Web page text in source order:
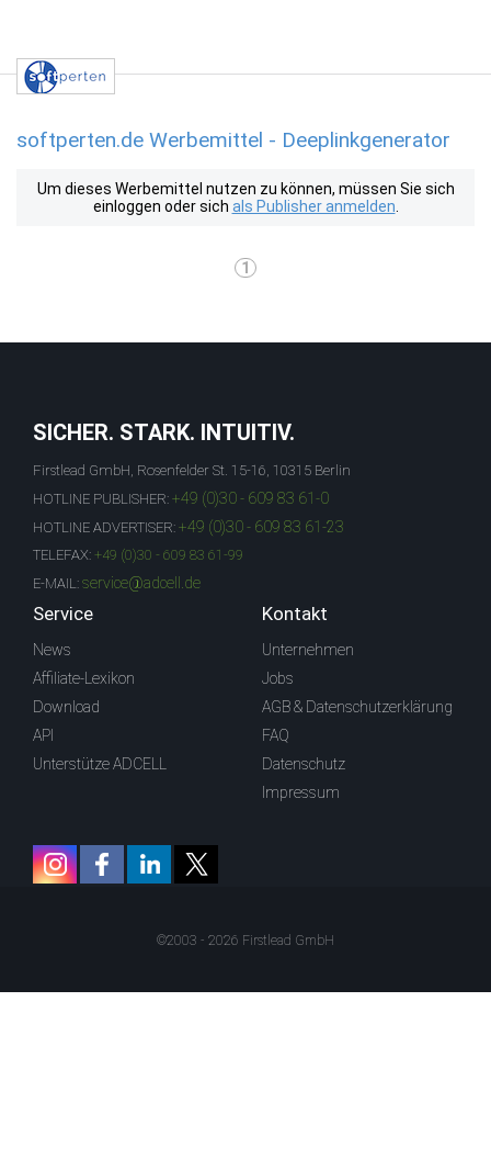
softperten.de Werbemittel - Deeplinkgenerator
Um dieses Werbemittel nutzen zu können, müssen Sie sich
einloggen oder sich als Publisher anmelden
1
SICHER. STARK. INTUITIV.
Firstlead GmbH, Rosenfelder St. 15-16, 10315 Berlin
HOTLINE PUBLISHER: +49 (0)30 - 609 83 61-0
HOTLINE ADVERTISER: +49 (0)30 - 609 83 61-23
TELEFAX: +49 (0)30 - 609 83 61-99
E-MAIL: service@adcell.de
Service
News
Affiliate-Lexikon
Download
API
Unterstütze ADCELL
Kontakt
Unternehmen
Jobs
AGB & Datenschutzerklärung
FAQ
Datenschutz
Impressum
©2003 - 2026 Firstlead GmbH